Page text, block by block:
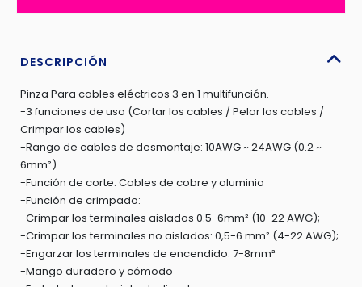
D:0.5-
-
THT15246
cantidad
DESCRIPCIÓN
Pinza Para cables eléctricos 3 en 1 multifunción.
-3 funciones de uso (Cortar los cables / Pelar los cables /
Crimpar los cables)
-Rango de cables de desmontaje: 10AWG ~ 24AWG (0.2 ~
6mm²)
-Función de corte: Cables de cobre y aluminio
-Función de crimpado:
-Crimpar los terminales aislados 0.5-6mm² (10-22 AWG);
-Crimpar los terminales no aislados: 0,5-6 mm² (4-22 AWG);
-Engarzar los terminales de encendido: 7-8mm²
-Mango duradero y cómodo